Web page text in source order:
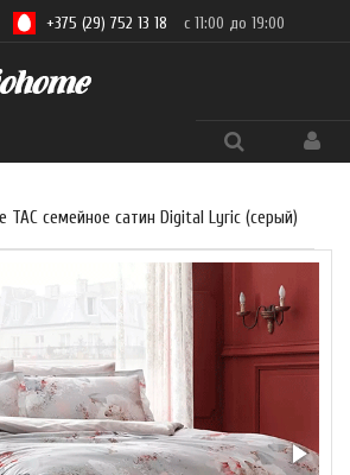
+375 (29) 752 13 18 с 11:00 до 19:00
TAC семейное сатин Digital Lyric (серый)